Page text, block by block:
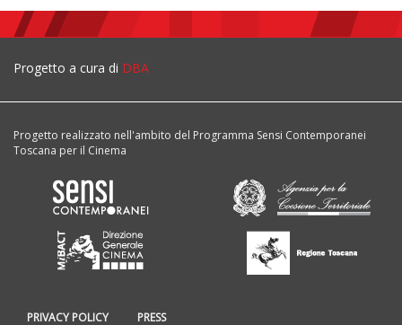
Progetto a cura di DBA
Progetto realizzato nell'ambito del Programma Sensi Contemporanei
Toscana per il Cinema
PRIVACY POLICY PRESS